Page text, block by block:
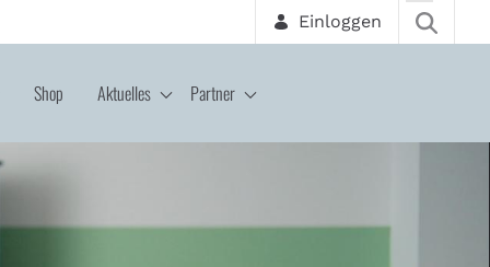
Einloggen
Shop Aktuelles Partner